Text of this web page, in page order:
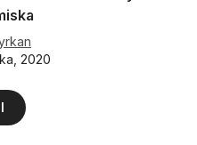
2020